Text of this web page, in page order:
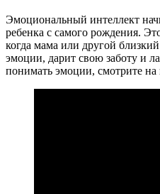
Эмоциональный интеллект
ребенка с самого рождения.
когда мама или другой
эмоции, дарит свою заботу и
понимать эмоции, смотрите на